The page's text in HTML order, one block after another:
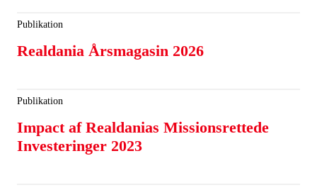
Publikation
Realdania Årsmagasin 2026
Publikation
Impact af Realdanias Missionsrettede
Investeringer 2023